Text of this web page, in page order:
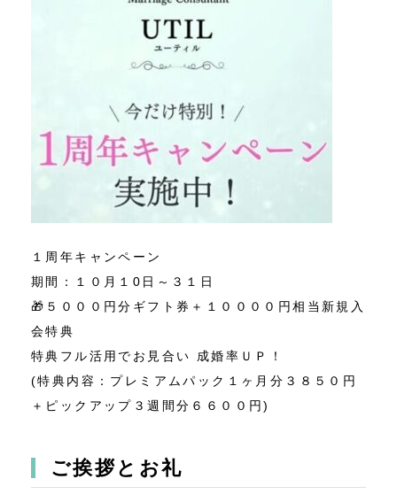
１周年キャンペーン
期間：１０月１0日～３１日
🎁５０００円分ギフト券＋１００００円相当新規入
会特典
特典フル活用でお見合い 成婚率ＵＰ！
(特典内容：プレミアムパック１ヶ月分３８５０円
＋ピックアップ３週間分６６００円)
ご挨拶とお礼